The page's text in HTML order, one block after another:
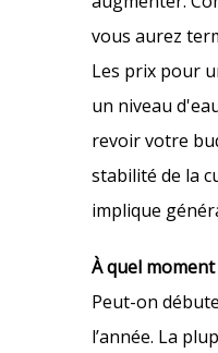
vous aurez
Les prix pour
un niveau
revoir votre
stabilité de la
implique
À quel moment
Peut-on
l’année. La